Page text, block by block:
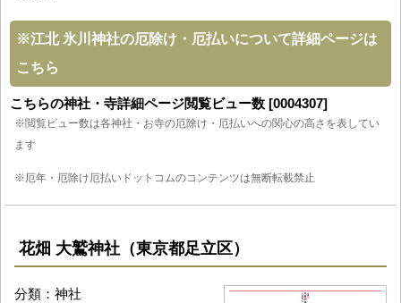
※江北 氷川神社の厄除け・厄払いについて詳細ページは
こちら
こちらの神社・寺詳細ページ閲覧ビュー数 [0004307]
※閲覧ビュー数は各神社・お寺の厄除け・厄払いへの関心の高さを表してい
ます
※厄年・厄除け厄払いドットコムのコンテンツは無断転載禁止
花畑 大鷲神社（東京都足立区）
分類：神社